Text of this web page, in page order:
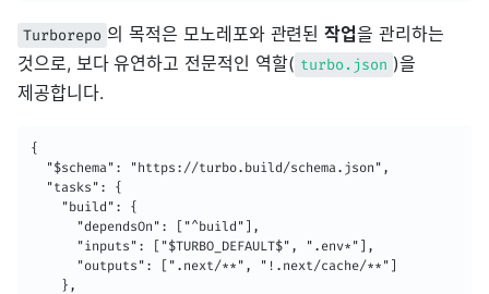
Turborepo 의 목적은 모노레포와 관련된작업을 관리하는
것으로, 보다 유연하고 전문적인 역할( turbo.json )을
제공합니다.
{
  "$schema": "https://turbo.build/schema.json",
  "tasks": {
    "build": {
      "dependsOn": ["^build"],
      "inputs": ["$TURBO_DEFAULT$", ".env*"],
      "outputs": [".next/**", "!.next/cache/**"]
    },